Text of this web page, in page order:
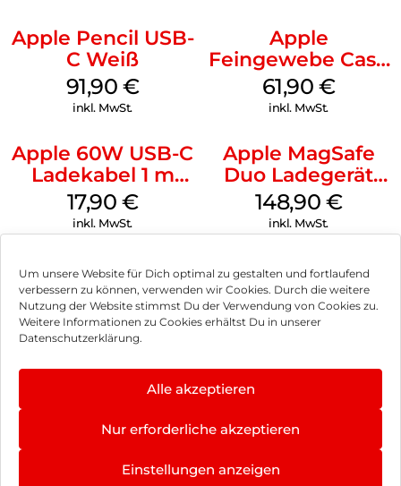
Um unsere Website für Dich optimal zu gestalten und fortlaufend
verbessern zu können, verwenden wir Cookies. Durch die weitere
Nutzung der Website stimmst Du der Verwendung von Cookies zu.
Weitere Informationen zu Cookies erhältst Du in unserer
Datenschutzerklärung.
Alle akzeptieren
Nur erforderliche akzeptieren
Einstellungen anzeigen
Apple Pencil USB-
C Weiß
91,90 €
inkl. MwSt.
Apple
Feingewebe Case
iPhone 15 Pro
MagSafe Schwarz
61,90 €
inkl. MwSt.
Apple 60W USB-C
Ladekabel 1 m
Weiß
17,90 €
inkl. MwSt.
Apple MagSafe
Duo Ladegerät
Weiß
148,90 €
inkl. MwSt.
Impressum
Hinweis zur Batterieentsorgung